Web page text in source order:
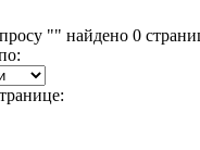
"" найдено 0